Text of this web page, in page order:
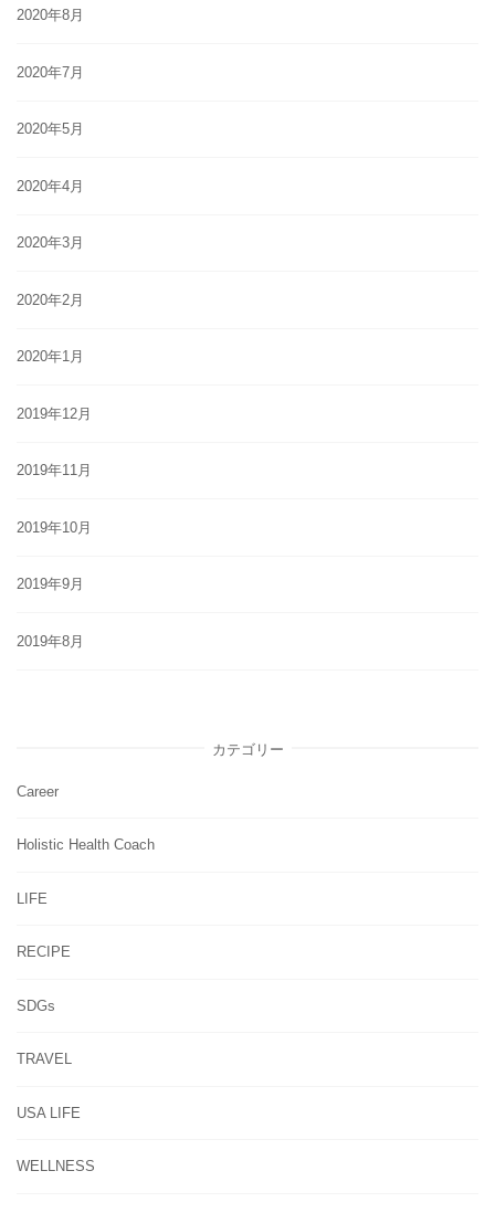
2020年8月
2020年7月
2020年5月
2020年4月
2020年3月
2020年2月
2020年1月
2019年12月
2019年11月
2019年10月
2019年9月
2019年8月
カテゴリー
Career
Holistic Health Coach
LIFE
RECIPE
SDGs
TRAVEL
USA LIFE
WELLNESS